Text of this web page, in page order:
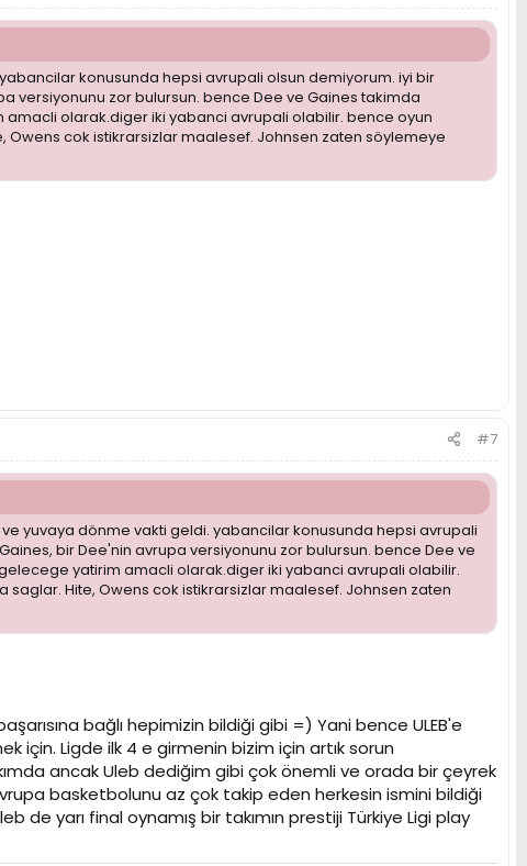
konusunda hepsi avrupali olsun demiyorum. iyi bir
versiyonunu zor bulursun. bence Dee ve Gaines takimda
olarak.diger iki yabanci avrupali olabilir. bence oyun
Owens cok istikrarsizlar maalesef. Johnsen zaten söylemeye
#7
ve yuvaya dönme vakti geldi. yabancilar konusunda hepsi avrupali
bir Dee'nin avrupa versiyonunu zor bulursun. bence Dee ve
yatirim amacli olarak.diger iki yabanci avrupali olabilir.
Hite, Owens cok istikrarsizlar maalesef. Johnsen zaten
bağlı hepimizin bildiği gibi =) Yani bence ULEB'e
için. Ligde ilk 4 e girmenin bizim için artık sorun
ancak Uleb dediğim gibi çok önemli ve orada bir çeyrek
basketbolunu az çok takip eden herkesin ismini bildiği
de yarı final oynamış bir takımın prestiji Türkiye Ligi play